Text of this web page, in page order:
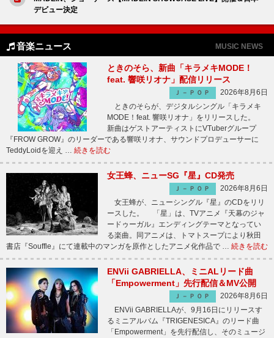
デビュー決定
音楽ニュース MUSIC NEWS
ときのそら、新曲「キラメキMODE！
feat. 響咲リオナ」配信リリース
Ｊ－ＰＯＰ
2026年8月6日
ときのそらが、デジタルシングル「キラメキ
MODE！feat. 響咲リオナ」をリリースした。
新曲はゲストアーティストにVTuberグループ
『FROW GROW』のリーダーである響咲リオナ、サウンドプロデューサーに
TeddyLoidを迎え … 続きを読む
女王蜂、ニューSG『星』CD発売
Ｊ－ＰＯＰ
2026年8月6日
女王蜂が、ニューシングル『星』のCDをリリ
ースした。 「星」は、TVアニメ『天幕のジャ
ードゥーガル』エンディングテーマとなってい
る楽曲。同アニメは、トマトスープにより秋田
書店『Souffle』にて連載中のマンガを原作としたアニメ化作品で … 続きを読む
ENVii GABRIELLA、ミニALリード曲
「Empowerment」先行配信＆MV公開
Ｊ－ＰＯＰ
2026年8月6日
ENVii GABRIELLAが、9月16日にリリースす
るミニアルバム『TRIGENESICA』のリード曲
「Empowerment」を先行配信し、そのミュージ